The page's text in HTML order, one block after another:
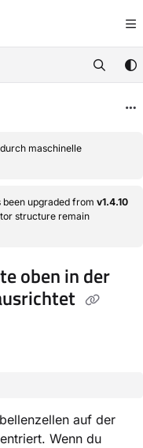
docs.document360.com/
exploring further.
maschinelle
upgraded from v1.4.10
structure remain
oben in der
auf der
Wenn du